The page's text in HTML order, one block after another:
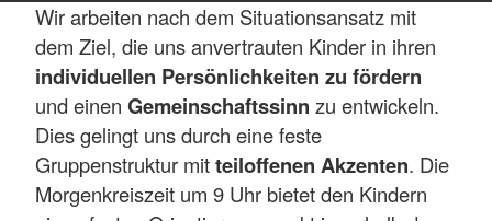
Wir arbeiten nach dem Situationsansatz mit
dem Ziel, die uns anvertrauten Kinder in ihren
individuellen Persönlichkeiten zu fördern
und einen Gemeinschaftssinn zu entwickeln.
Dies gelingt uns durch eine feste
Gruppenstruktur mitteiloffenen Akzenten. Die
Morgenkreiszeit um 9 Uhr bietet den Kindern